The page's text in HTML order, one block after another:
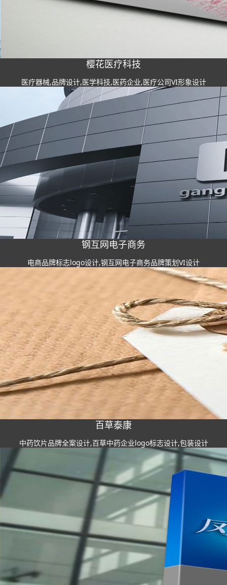
樱花医疗科技
医疗器械,品牌设计,医学科技,医药企业,医疗公司VI形象设计
钢互网电子商务
电商品牌标志logo设计,钢互网电子商务品牌策划VI设计
百草泰康
中药饮片品牌全案设计,百草中药企业logo标志设计,包装设计